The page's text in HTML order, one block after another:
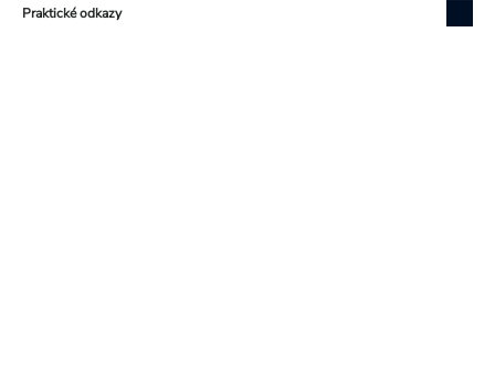
Praktické odkazy